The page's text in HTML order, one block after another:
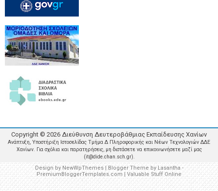
Copyright © 2026 Διεύθυνση Δευτεροβάθμιας Εκπαίδευσης Χανίων
Ανάπτυξη, Υποστήριξη Ιστοσελίδας Τμήμα Δ Πληροφορικής και Νέων Τεχνολογιών ΔΔΕ
Χανίων. Για σχόλια και παρατηρήσεις, μη διστάσετε να επικοινωνήσετε μαζί μας
(it@dide.chan.sch.gr).
Design byNewWpThemes| Blogger Theme byLasantha -
PremiumBloggerTemplates.com |Valuable Stuff Online